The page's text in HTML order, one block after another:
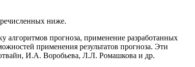
ниже.
алгоритмов прогноза, применение разработанных
применения результатов прогноза. Эти
И.А. Воробьева, Л.Л. Ромашкова и др.